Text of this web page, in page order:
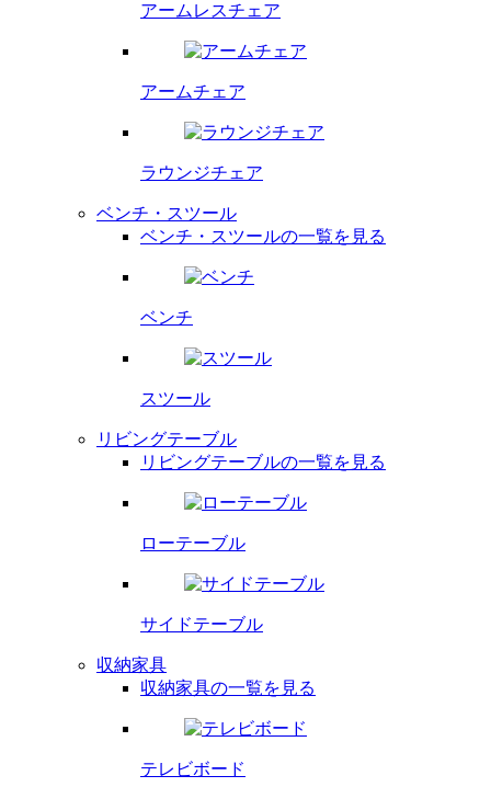
アームレスチェア
アームチェア
ラウンジチェア
ベンチ・スツール
ベンチ・スツールの一覧を見る
ベンチ
スツール
リビングテーブル
リビングテーブルの一覧を見る
ローテーブル
サイドテーブル
収納家具
収納家具の一覧を見る
テレビボード